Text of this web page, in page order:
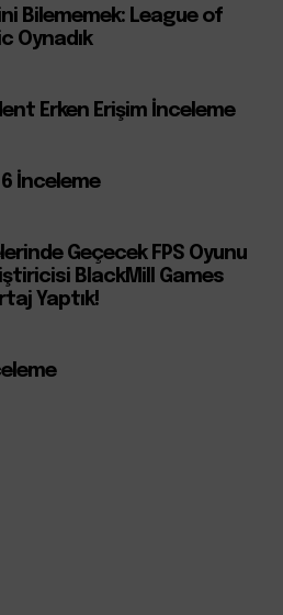
Bilememek: League of
Oynadık
Erken Erişim İnceleme
6 İnceleme
Geçecek FPS Oyunu
BlackMill Games
Yaptık!